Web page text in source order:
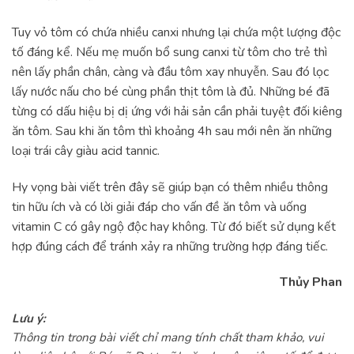
Tuy vỏ tôm có chứa nhiều canxi nhưng lại chứa một lượng độc
tố đáng kể. Nếu mẹ muốn bổ sung canxi từ tôm cho trẻ thì
nên lấy phần chân, càng và đầu tôm xay nhuyễn. Sau đó lọc
lấy nước nấu cho bé cùng phần thịt tôm là đủ. Những bé đã
từng có dấu hiệu bị dị ứng với hải sản cần phải tuyệt đối kiêng
ăn tôm. Sau khi ăn tôm thì khoảng 4h sau mới nên ăn những
loại trái cây giàu acid tannic.
Hy vọng bài viết trên đây sẽ giúp bạn có thêm nhiều thông
tin hữu ích và có lời giải đáp cho vấn đề ăn tôm và uống
vitamin C có gây ngộ độc hay không. Từ đó biết sử dụng kết
hợp đúng cách để tránh xảy ra những trường hợp đáng tiếc.
Thủy Phan
Lưu ý:
Thông tin trong bài viết chỉ mang tính chất tham khảo, vui